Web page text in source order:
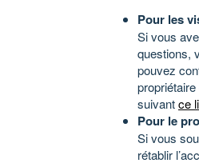
Pour les
Si vous
questions,
pouvez
suivantce
Pour le
Si vous
rétablir